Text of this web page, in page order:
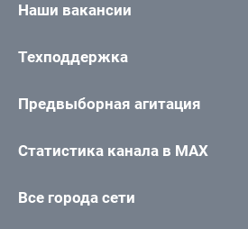
Наши вакансии
Техподдержка
Предвыборная агитация
Статистика канала в MAX
Все города сети